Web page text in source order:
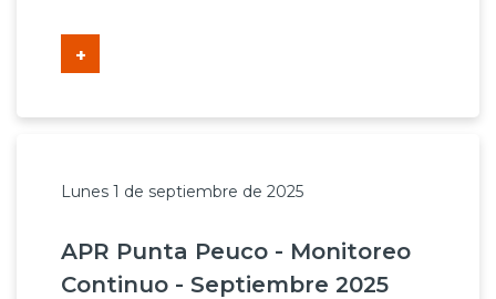
+
Lunes 1 de septiembre de 2025
APR Punta Peuco - Monitoreo
Continuo - Septiembre 2025